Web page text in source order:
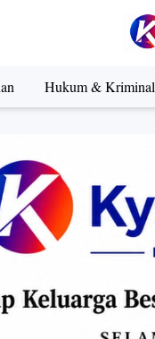
Hukum & Kriminal